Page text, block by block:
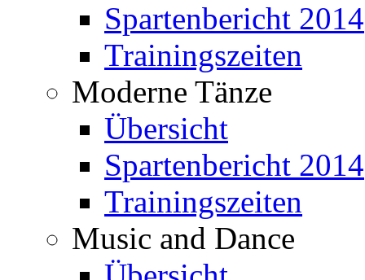
Spartenbericht 2014
Trainingszeiten
Moderne Tänze
Übersicht
Spartenbericht 2014
Trainingszeiten
Music and Dance